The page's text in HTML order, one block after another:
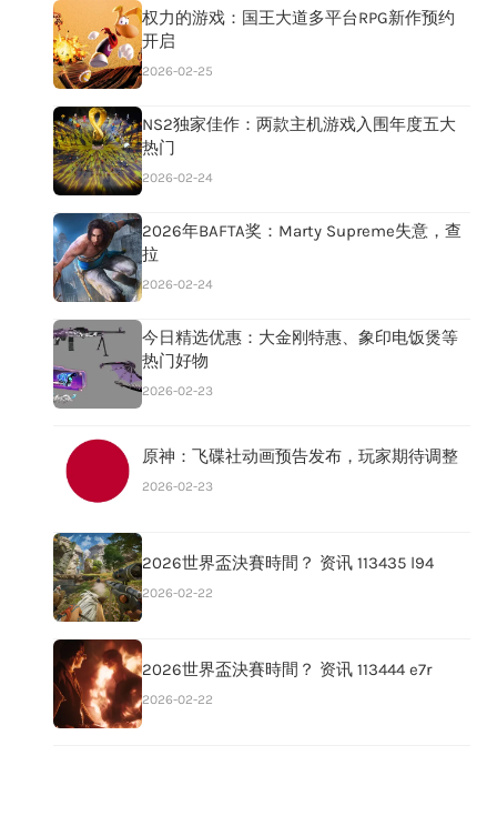
权力的游戏：国王大道多平台RPG新作预约
开启
2026-02-25
NS2独家佳作：两款主机游戏入围年度五大
热门
2026-02-24
2026年BAFTA奖：Marty Supreme失意，查
拉
2026-02-24
今日精选优惠：大金刚特惠、象印电饭煲等
热门好物
2026-02-23
原神：飞碟社动画预告发布，玩家期待调整
2026-02-23
2026世界盃決賽時間？ 资讯 113435 l94
2026-02-22
2026世界盃決賽時間？ 资讯 113444 e7r
2026-02-22